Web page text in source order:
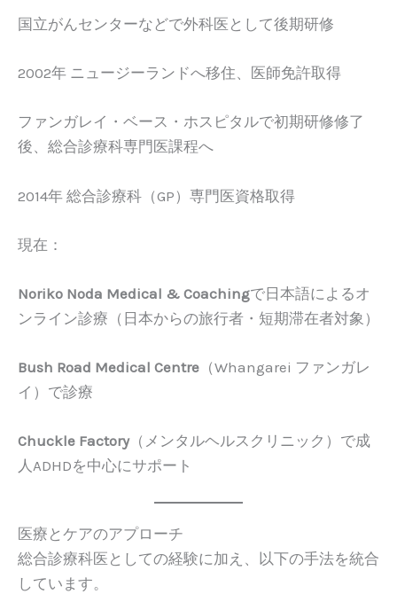
国立がんセンターなどで外科医として後期研修
2002年 ニュージーランドへ移住、医師免許取得
ファンガレイ・ベース・ホスピタルで初期研修修了
後、総合診療科専門医課程へ
2014年 総合診療科（GP）専門医資格取得
現在：
Noriko Noda Medical & Coachingで日本語によるオ
ンライン診療（日本からの旅行者・短期滞在者対象）
Bush Road Medical Centre （Whangarei ファンガレ
イ）で診療
Chuckle Factory（メンタルヘルスクリニック）で成
人ADHDを中心にサポート
医療とケアのアプローチ
総合診療科医としての経験に加え、以下の手法を統合
しています。